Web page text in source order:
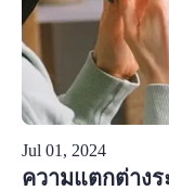
Jul 01, 2024
ความแตกต่างร